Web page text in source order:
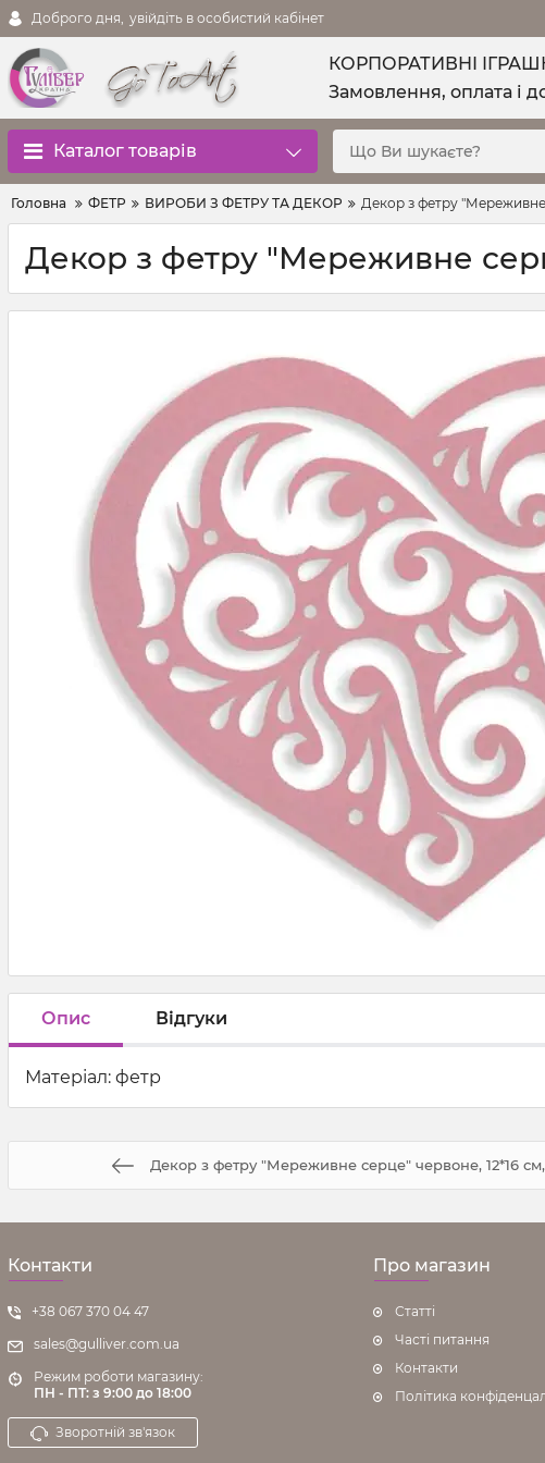
Доброго дня, увійдіть в особистий кабінет
КОРПОРАТИВНІ
Замовлення, оплата і
Каталог товарів
Головна ФЕТР ВИРОБИ З ФЕТРУ ТА ДЕКОР Декор з фетру "Мереживне
Декор з фетру "Мереживне
Опис Відгуки
Матеріал: фетр
Декор з фетру "Мереживне серце" червоне, 12*16
Контакти
+38 067 370 04 47
sales@gulliver.com.ua
Режим роботи магазину:
ПН - ПТ: з 9:00 до 18:00
Зворотній зв'язок
Про магазин
Статті
Часті питання
Контакти
Політика